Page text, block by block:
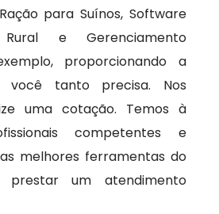
para Suínos, Software
Rural e Gerenciamento
proporcionando a
você tanto precisa. Nos
uma cotação. Temos à
competentes e
melhores ferramentas do
prestar um atendimento